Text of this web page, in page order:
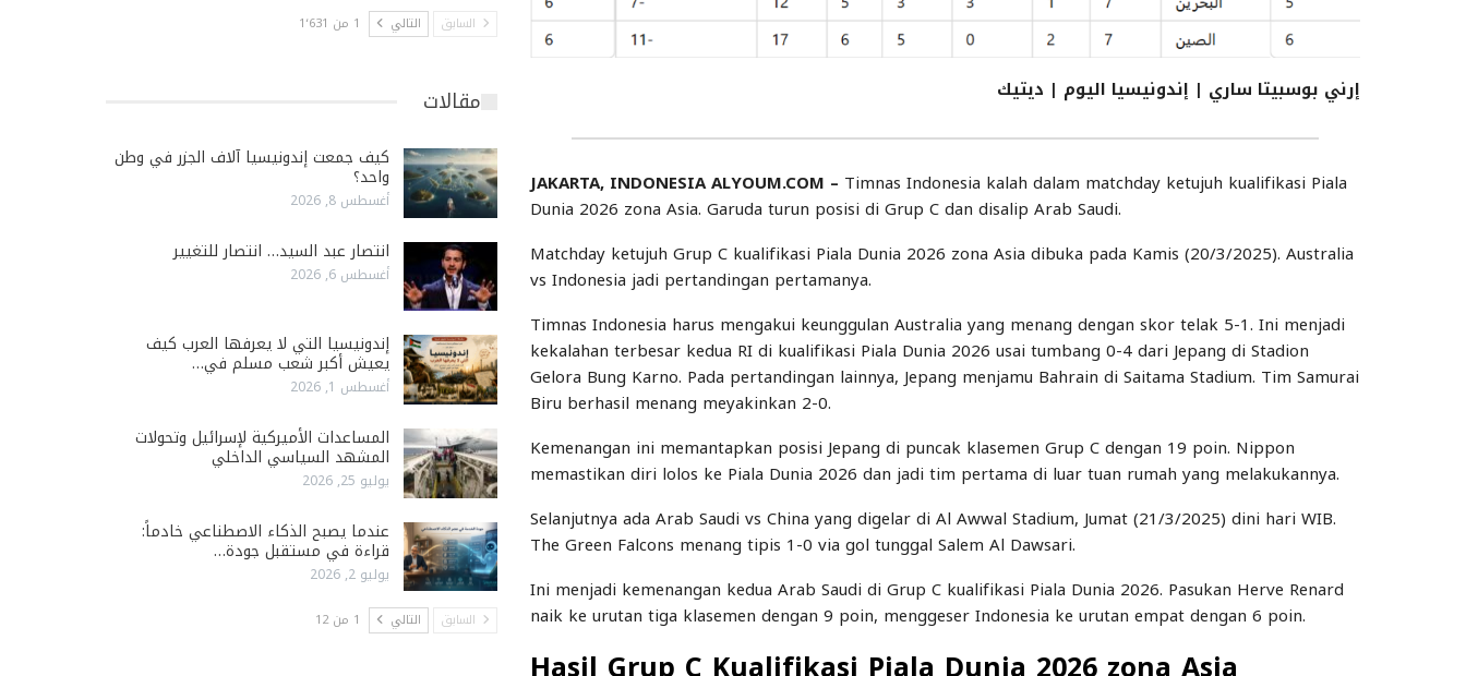
إرني بوسبيتا ساري | إندونيسيا اليوم | ديتيك
JAKARTA, INDONESIA ALYOUM.COM – Timnas Indonesia kalah dalam matchday ketujuh kualifikasi Piala
Dunia 2026 zona Asia. Garuda turun posisi di Grup C dan disalip Arab Saudi.
Matchday ketujuh Grup C kualifikasi Piala Dunia 2026 zona Asia dibuka pada Kamis (20/3/2025). Australia
vs Indonesia jadi pertandingan pertamanya.
Timnas Indonesia harus mengakui keunggulan Australia yang menang dengan skor telak 5-1. Ini menjadi
kekalahan terbesar kedua RI di kualifikasi Piala Dunia 2026 usai tumbang 0-4 dari Jepang di Stadion
Gelora Bung Karno. Pada pertandingan lainnya, Jepang menjamu Bahrain di Saitama Stadium. Tim Samurai
Biru berhasil menang meyakinkan 2-0.
Kemenangan ini memantapkan posisi Jepang di puncak klasemen Grup C dengan 19 poin. Nippon
memastikan diri lolos ke Piala Dunia 2026 dan jadi tim pertama di luar tuan rumah yang melakukannya.
Selanjutnya ada Arab Saudi vs China yang digelar di Al Awwal Stadium, Jumat (21/3/2025) dini hari WIB.
The Green Falcons menang tipis 1-0 via gol tunggal Salem Al Dawsari.
Ini menjadi kemenangan kedua Arab Saudi di Grup C kualifikasi Piala Dunia 2026. Pasukan Herve Renard
naik ke urutan tiga klasemen dengan 9 poin, menggeser Indonesia ke urutan empat dengan 6 poin.
السابق التالي 1 من 1٬631
مقالات
كيف جمعت إندونيسيا آلاف الجزر في وطن
واحد؟
أغسطس 8, 2026
انتصار عبد السيد… انتصار للتغيير
أغسطس 6, 2026
إندونيسيا التي لا يعرفها العرب كيف
يعيش أكبر شعب مسلم في…
أغسطس 1, 2026
المساعدات الأميركية لإسرائيل وتحولات
المشهد السياسي الداخلي
يوليو 25, 2026
عندما يصبح الذكاء الاصطناعي خادماً:
قراءة في مستقبل جودة…
يوليو 2, 2026
السابق التالي 1 من 12